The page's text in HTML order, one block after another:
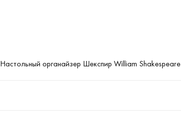
Настольный органайзер Шекспир William Shakespeare